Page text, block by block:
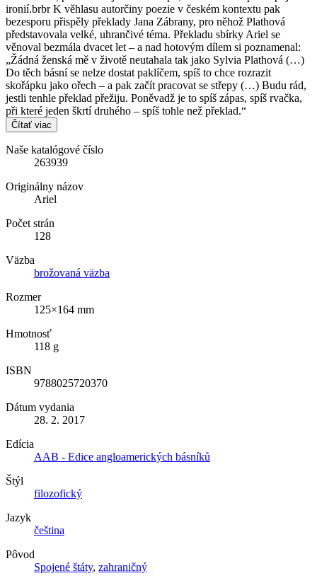
ironií.brbr K věhlasu autorčiny poezie v českém kontextu pak
bezesporu přispěly překlady Jana Zábrany, pro něhož Plathová
představovala velké, uhrančivé téma. Překladu sbírky Ariel se
věnoval bezmála dvacet let – a nad hotovým dílem si poznamenal:
„Žádná ženská mě v životě neutahala tak jako Sylvia Plathová (…)
Do těch básní se nelze dostat paklíčem, spíš to chce rozrazit
skořápku jako ořech – a pak začít pracovat se střepy (…) Budu rád,
jestli tenhle překlad přežiju. Poněvadž je to spíš zápas, spíš rvačka,
při které jeden škrtí druhého – spíš tohle než překlad.“
Čítať viac
Naše katalógové číslo
263939
Originálny názov
Ariel
Počet strán
128
Väzba
brožovaná väzba
Rozmer
125×164 mm
Hmotnosť
118 g
ISBN
9788025720370
Dátum vydania
28. 2. 2017
Edícia
AAB - Edice angloamerických básníků
Štýl
filozofický
Jazyk
čeština
Pôvod
Spojené štáty, zahraničný